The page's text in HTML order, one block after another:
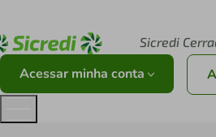
Sicredi
Acessar minha conta